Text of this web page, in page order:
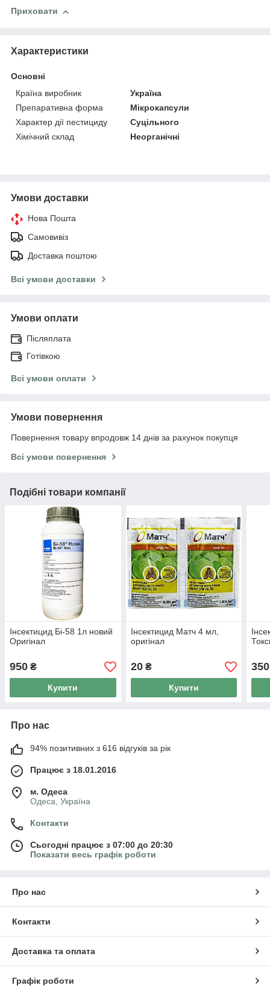
Приховати
Характеристики
Основні
Країна виробник
Україна
Препаративна форма
Мікрокапсули
Характер дії пестициду
Суцільного
Хімічний склад
Неорганічні
Умови доставки
Нова Пошта
Самовивіз
Доставка поштою
Всі умови доставки
Умови оплати
Післяплата
Готівкою
Всі умови оплати
Умови повернення
Повернення товару впродовж 14 днів за рахунок покупця
Всі умови повернення
Подібні товари компанії
Інсектицид Бі-58 1л новий
Оригінал
950 ₴
Купити
Інсектицид Матч 4 мл,
оригінал
20₴
Купити
350
Про нас
94% позитивних з 616 відгуків за рік
Працює з 18.01.2016
м. Одеса
Одеса, Україна
Контакти
Сьогодні працює з 07:00 до 20:30
Показати весь графік роботи
Про нас
Контакти
Доставка та оплата
Графік роботи